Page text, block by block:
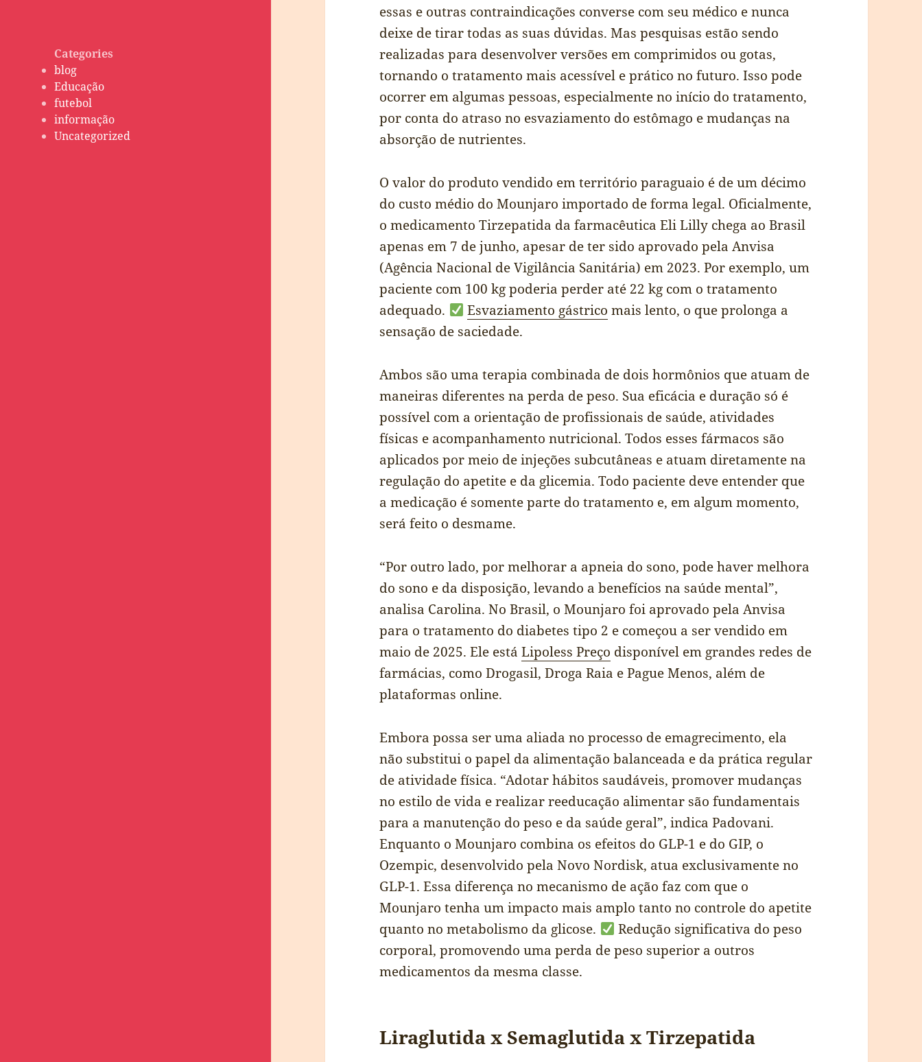
Categories
blog
Educação
futebol
informação
Uncategorized
essas e outras contraindicações converse com seu médico e nunca
deixe de tirar todas as suas dúvidas. Mas pesquisas estão sendo
realizadas para desenvolver versões em comprimidos ou gotas,
tornando o tratamento mais acessível e prático no futuro. Isso pode
ocorrer em algumas pessoas, especialmente no início do tratamento,
por conta do atraso no esvaziamento do estômago e mudanças na
absorção de nutrientes.
O valor do produto vendido em território paraguaio é de um décimo
do custo médio do Mounjaro importado de forma legal. Oficialmente,
o medicamento Tirzepatida da farmacêutica Eli Lilly chega ao Brasil
apenas em 7 de junho, apesar de ter sido aprovado pela Anvisa
(Agência Nacional de Vigilância Sanitária) em 2023. Por exemplo, um
paciente com 100 kg poderia perder até 22 kg com o tratamento
adequado.
Esvaziamento gástrico mais lento, o que prolonga a
sensação de saciedade.
Ambos são uma terapia combinada de dois hormônios que atuam de
maneiras diferentes na perda de peso. Sua eficácia e duração só é
possível com a orientação de profissionais de saúde, atividades
físicas e acompanhamento nutricional. Todos esses fármacos são
aplicados por meio de injeções subcutâneas e atuam diretamente na
regulação do apetite e da glicemia. Todo paciente deve entender que
a medicação é somente parte do tratamento e, em algum momento,
será feito o desmame.
“Por outro lado, por melhorar a apneia do sono, pode haver melhora
do sono e da disposição, levando a benefícios na saúde mental”,
analisa Carolina. No Brasil, o Mounjaro foi aprovado pela Anvisa
para o tratamento do diabetes tipo 2 e começou a ser vendido em
maio de 2025. Ele estáLipoless Preço disponível em grandes redes de
farmácias, como Drogasil, Droga Raia e Pague Menos, além de
plataformas online.
Embora possa ser uma aliada no processo de emagrecimento, ela
não substitui o papel da alimentação balanceada e da prática regular
de atividade física. “Adotar hábitos saudáveis, promover mudanças
no estilo de vida e realizar reeducação alimentar são fundamentais
para a manutenção do peso e da saúde geral”, indica Padovani.
Enquanto o Mounjaro combina os efeitos do GLP-1 e do GIP, o
Ozempic, desenvolvido pela Novo Nordisk, atua exclusivamente no
GLP-1. Essa diferença no mecanismo de ação faz com que o
Mounjaro tenha um impacto mais amplo tanto no controle do apetite
quanto no metabolismo da glicose.
Redução significativa do peso
corporal, promovendo uma perda de peso superior a outros
medicamentos da mesma classe.
Liraglutida x Semaglutida x Tirzepatida